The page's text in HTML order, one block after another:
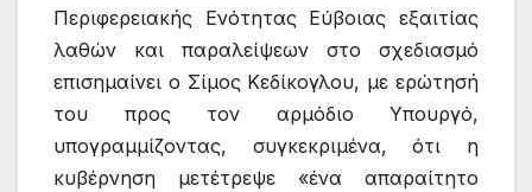
Περιφερειακής Ενότητας Εύβοιας εξαιτίας
λαθών και παραλείψεων στο σχεδιασμό
επισημαίνει ο Σίμος Κεδίκογλου, με ερώτησή
του προς τον αρμόδιο Υπουργό,
υπογραμμίζοντας, συγκεκριμένα, ότι η
κυβέρνηση μετέτρεψε «ένα απαραίτητο